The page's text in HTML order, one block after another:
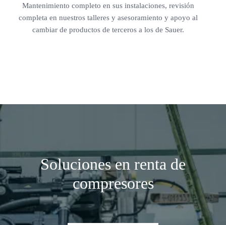
Mantenimiento completo en sus instalaciones, revisión
completa en nuestros talleres y asesoramiento y apoyo al
cambiar de productos de terceros a los de Sauer.
Soluciones en renta de
compresores